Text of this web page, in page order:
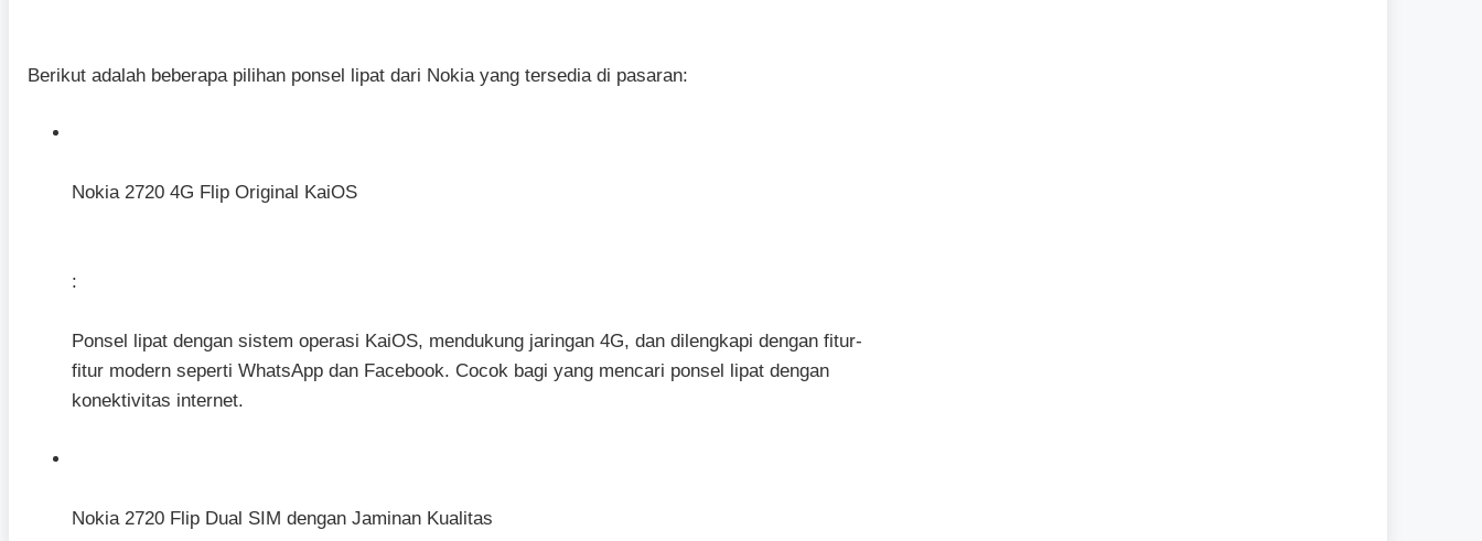
Berikut adalah beberapa pilihan ponsel lipat dari Nokia yang tersedia di pasaran:
Nokia 2720 4G Flip Original KaiOS
:
Ponsel lipat dengan sistem operasi KaiOS, mendukung jaringan 4G, dan dilengkapi dengan fitur-
fitur modern seperti WhatsApp dan Facebook. Cocok bagi yang mencari ponsel lipat dengan
konektivitas internet.
Nokia 2720 Flip Dual SIM dengan Jaminan Kualitas